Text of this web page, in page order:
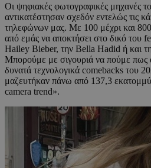
Οι ψηφιακές φωτογραφικές μηχανές
αντικατέστησαν σχεδόν εντελώς τις
τηλεφώνων μας. Με 100 μέχρι και
από εμάς να αποκτήσει στο δικό του
Hailey Bieber, την Bella Hadid ή και
Μπορούμε με σιγουριά να πούμε πως
δυνατά τεχνολογικά comebacks του
μαζευτήκαν πάνω από 137,3
camera trend».